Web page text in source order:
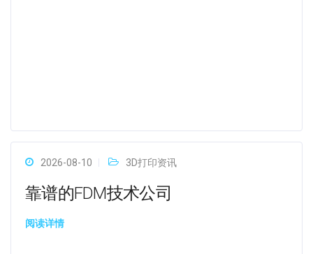
2026-08-10 3D打印资讯
靠谱的FDM技术公司
阅读详情